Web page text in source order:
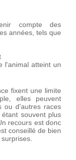
compte des
années, tels que
l'animal atteint un
fixent une limite
elles peuvent
ou d'autres races
souvent plus
recours est donc
conseillé de bien